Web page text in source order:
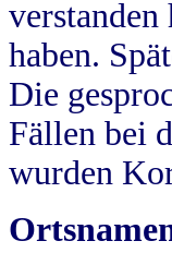
verstanden
haben.
Die
Fällen bei
wurden